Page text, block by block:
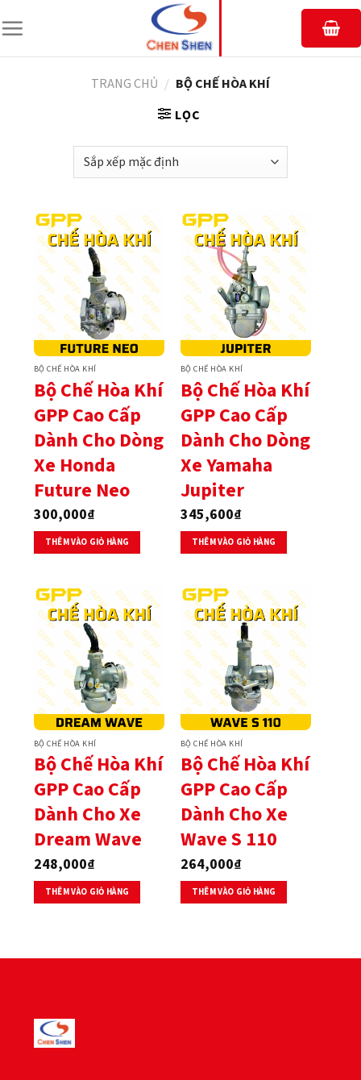
đến
TRANG CHỦ / BỘ CHẾ HÒA KHÍ
LỌC
BỘ CHẾ HÒA KHÍ
Bộ Chế Hòa Khí
GPP Cao Cấp
Dành Cho Dòng
Xe Honda
Future Neo
300,000₫
THÊM VÀO GIỎ HÀNG
BỘ CHẾ HÒA KHÍ
Bộ Chế Hòa Khí
GPP Cao Cấp
Dành Cho Dòng
Xe Yamaha
Jupiter
345,600₫
THÊM VÀO GIỎ HÀNG
BỘ CHẾ HÒA KHÍ
Bộ Chế Hòa Khí
GPP Cao Cấp
Dành Cho Xe
Dream Wave
248,000₫
THÊM VÀO GIỎ HÀNG
BỘ CHẾ HÒA KHÍ
Bộ Chế Hòa Khí
GPP Cao Cấp
Dành Cho Xe
Wave S 110
264,000₫
THÊM VÀO GIỎ HÀNG